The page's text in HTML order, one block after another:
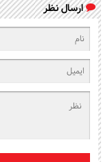
ارسال نظر